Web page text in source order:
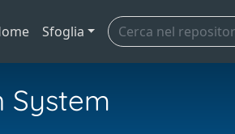
Sfoglia
System